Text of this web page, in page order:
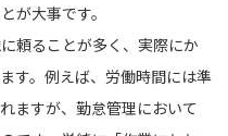
が大事です。
頼ることが多く、実際にか
す。例えば、労働時間には準
ますが、勤怠管理において